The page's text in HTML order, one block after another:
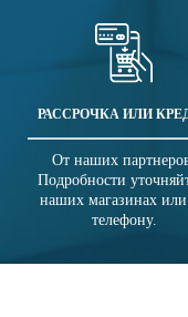
РАССРОЧКА ИЛИ
От наших
Подробности
наших магазинах
телефону.